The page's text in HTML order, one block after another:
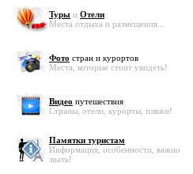
Туры и Отели
Места отдыха и размещения...
Фото стран и курортов
Места, которые стоит увидеть!
Видео путешествия
Страны, отели, курорты, пляжи!
Памятки туристам
Информация, особенности, важно
знать!